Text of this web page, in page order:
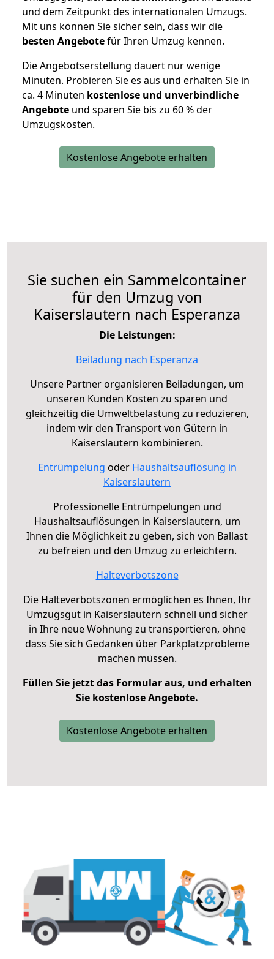
und dem Zeitpunkt des internationalen Umzugs.
Mit uns können Sie sicher sein, dass wir die
besten Angebotefür Ihren Umzug kennen.
Die Angebotserstellung dauert nur wenige
Minuten. Probieren Sie es aus und erhalten Sie in
ca. 4 Minuten kostenlose und unverbindliche
Angebote und sparen Sie bis zu 60 % der
Umzugskosten.
Kostenlose Angebote erhalten
Sie suchen ein Sammelcontainer
für den Umzug von
Kaiserslautern nach Esperanza
Die Leistungen:
Beiladung nach Esperanza
Unsere Partner organisieren Beiladungen, um
unseren Kunden Kosten zu sparen und
gleichzeitig die Umweltbelastung zu reduzieren,
indem wir den Transport von Gütern in
Kaiserslautern kombinieren.
Entrümpelung oder Haushaltsauflösung in
Kaiserslautern
Professionelle Entrümpelungen und
Haushaltsauflösungen in Kaiserslautern, um
Ihnen die Möglichkeit zu geben, sich von Ballast
zu befreien und den Umzug zu erleichtern.
Halteverbotszone
Die Halteverbotszonen ermöglichen es Ihnen, Ihr
Umzugsgut in Kaiserslautern schnell und sicher
in Ihre neue Wohnung zu transportieren, ohne
dass Sie sich Gedanken über Parkplatzprobleme
machen müssen.
Füllen Sie jetzt das Formular aus, und erhalten
Sie kostenlose Angebote.
Kostenlose Angebote erhalten